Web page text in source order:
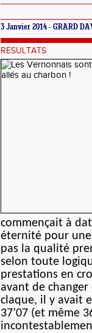
3 Janvier 2014 - GRARD
RESULTATS
commençait à
éternité pour
pas la qualité
selon toute
prestations en
avant de changer
claque, il y avait
37’07 (et même